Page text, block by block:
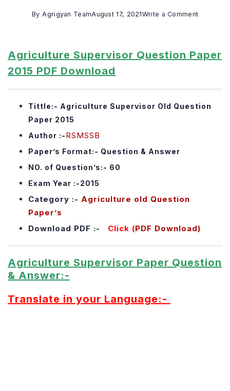
By Agrigyan TeamAugust 17, 2021Write a Commenton
Old
2015
Agriculture Supervisor Question Paper
2015 PDF Download
Tittle:- Agriculture Supervisor Old Question
Paper 2015
Author :-RSMSSB
Paper’s Format:- Question & Answer
NO. of Question’s:- 60
Exam Year :-2015
Category :- Agriculture old Question
Paper’s
Download PDF :-
Click (PDF Download)
Agriculture Supervisor Paper Question
& Answer:-
Translate in your Language:-